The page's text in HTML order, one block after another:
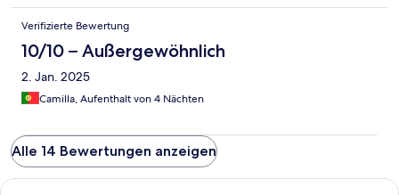
Verifizierte Bewertung
10/10 – Außergewöhnlich
2. Jan. 2025
Camilla, Aufenthalt von 4 Nächten
Alle 14 Bewertungen anzeigen